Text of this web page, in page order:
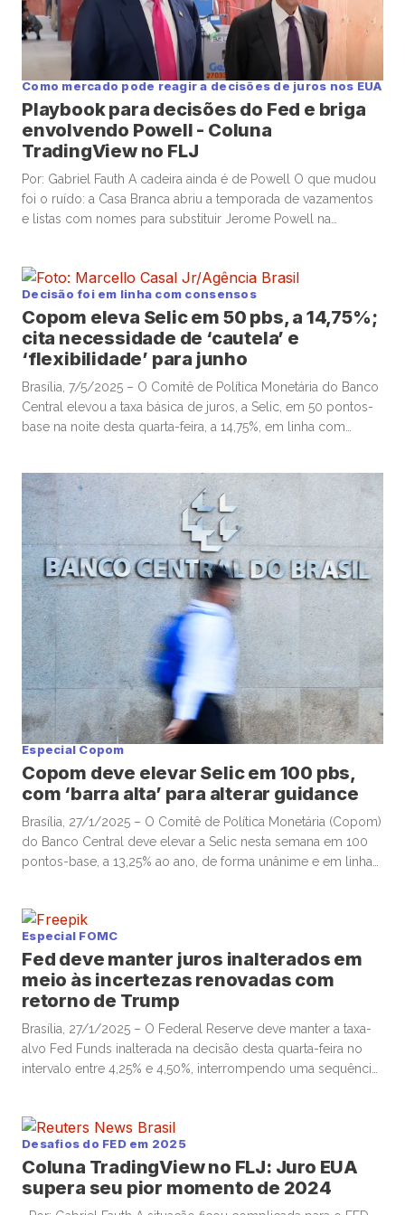
Como mercado pode reagir a decisões de juros nos EUA
Playbook para decisões do Fed e briga
envolvendo Powell - Coluna
TradingView no FLJ
Por: Gabriel Fauth A cadeira ainda é de Powell O que mudou
foi o ruído: a Casa Branca abriu a temporada de vazamentos
e listas com nomes para substituir Jerome Powell na
Yellen, mas o mercado não […]
Decisão foi em linha com consensos
Copom eleva Selic em 50 pbs, a 14,75%;
cita necessidade de ‘cautela’ e
‘flexibilidade’ para junho
Brasília, 7/5/2025 – O Comitê de Política Monetária do Banco
Central elevou a taxa básica de juros, a Selic, em 50 pontos-
base na noite desta quarta-feira, a 14,75%, em linha com
estágio avançado do ciclo de […]
Especial Copom
Copom deve elevar Selic em 100 pbs,
com ‘barra alta’ para alterar guidance
Brasília, 27/1/2025 – O Comitê de Política Monetária (Copom)
do Banco Central deve elevar a Selic nesta semana em 100
pontos-base, a 13,25% ao ano, de forma unânime e em linha
piora qualitativa para os preços e desancoragem contínua, […]
Especial FOMC
Fed deve manter juros inalterados em
meio às incertezas renovadas com
retorno de Trump
Brasília, 27/1/2025 – O Federal Reserve deve manter a taxa-
alvo Fed Funds inalterada na decisão desta quarta-feira no
intervalo entre 4,25% e 4,50%, interrompendo uma sequência
mercado de trabalho e incertezas quanto à trajetória de
desinflação local […]
Desafios do FED em 2025
Coluna TradingView no FLJ: Juro EUA
supera seu pior momento de 2024